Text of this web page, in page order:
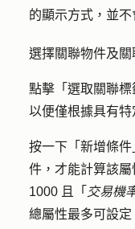
的顯示方式，並不
選擇關聯物件及
點擊 「選取關聯標
以便僅根據具有特
按一下 「新增條件
件，才能計算該屬
1000 且「 交易機
總屬性最多可設